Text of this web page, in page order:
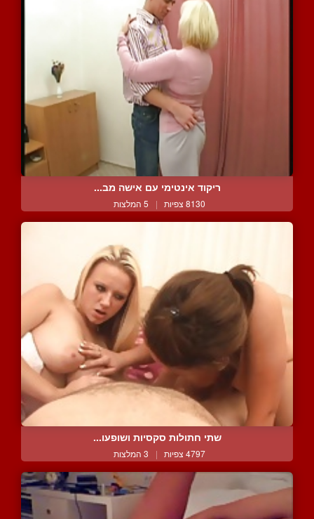
ריקוד אינטימי עם אישה מב...
8130 צפיות | 5 המלצות
שתי חתולות סקסיות ושופעו...
4797 צפיות | 3 המלצות